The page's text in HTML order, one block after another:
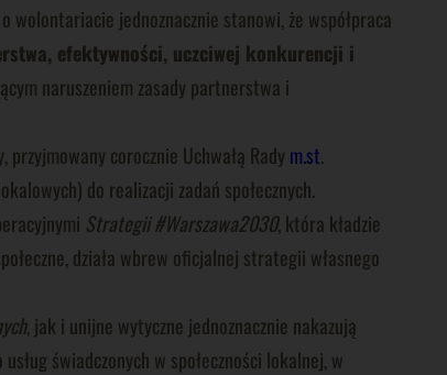
wolontariacie jednoznacznie stanowi, że współpraca
efektywności, uczciwej konkurencji i
naruszeniem zasady partnerstwa i
przyjmowany corocznie Uchwałą Rady m.st.
do realizacji zadań społecznych.
Strategii #Warszawa2030, która kładzie
działa wbrew oficjalnej strategii własnego
, jak i unijne wytyczne jednoznacznie nakazują
świadczonych w społeczności lokalnej, w